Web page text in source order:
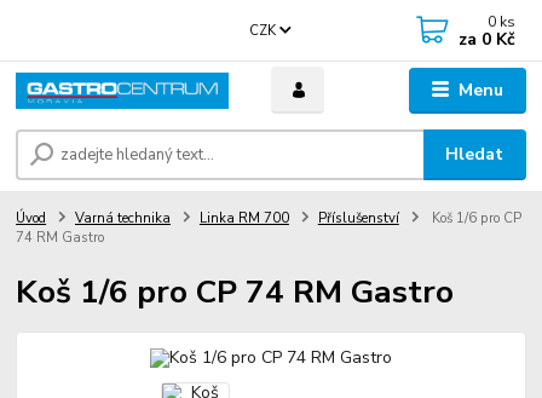
Menu
CZK
Hledat
0 ks
za 0 Kč
Úvod Varná technika Linka RM 700 Příslušenství
Koš 1/6 pro CP
74 RM Gastro
Koš 1/6 pro CP 74 RM Gastro